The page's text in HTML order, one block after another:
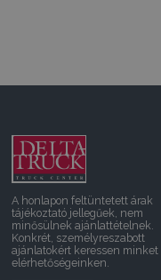
A honlapon feltüntetett árak
tájékoztató jellegűek, nem
minősülnek ajánlattételnek.
Konkrét, személyreszabott
ajánlatokért keressen minket
elérhetőségeinken.